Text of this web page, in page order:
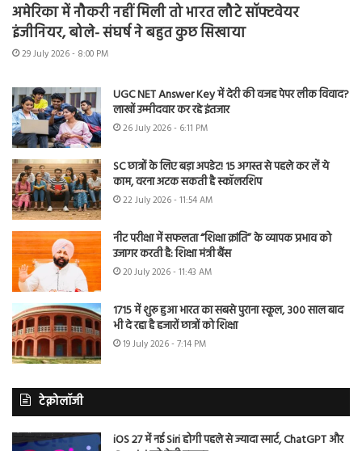
अमेरिका में नौकरी नहीं मिली तो भारत लौटे सॉफ्टवेयर
इंजीनियर, बोले- संघर्ष ने बहुत कुछ सिखाया
29 July 2026 - 8:00 PM
UGC NET Answer Key में देरी की वजह पेपर लीक विवाद?
लाखों उम्मीदवार कर रहे इंतजार
26 July 2026 - 6:11 PM
SC छात्रों के लिए बड़ा अपडेट! 15 अगस्त से पहले कर लें ये
काम, वरना अटक सकती है स्कॉलरशिप
22 July 2026 - 11:54 AM
नीट परीक्षा में सफलता “शिक्षा क्रांति” के व्यापक प्रभाव को
उजागर करती है: शिक्षा मंत्री बैंस
20 July 2026 - 11:43 AM
1715 में शुरू हुआ भारत का सबसे पुराना स्कूल, 300 साल बाद
भी दे रहा है हजारों छात्रों को शिक्षा
19 July 2026 - 7:14 PM
टेक्नोलॉजी
iOS 27 में नई Siri होगी पहले से ज्यादा स्मार्ट, ChatGPT और